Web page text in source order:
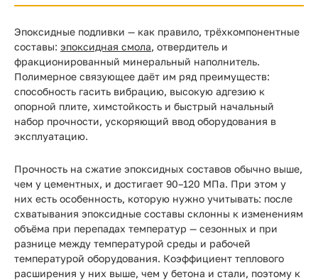
Эпоксидные подливки — как правило, трёхкомпонентные
составы: эпоксидная смола, отвердитель и
фракционированный минеральный наполнитель.
Полимерное связующее даёт им ряд преимуществ:
способность гасить вибрацию, высокую адгезию к
опорной плите, химстойкость и быстрый начальный
набор прочности, ускоряющий ввод оборудования в
эксплуатацию.
Прочность на сжатие эпоксидных составов обычно выше,
чем у цементных, и достигает 90–120 МПа. При этом у
них есть особенность, которую нужно учитывать: после
схватывания эпоксидные составы склонны к изменениям
объёма при перепадах температур — сезонных и при
разнице между температурой среды и рабочей
температурой оборудования. Коэффициент теплового
расширения у них выше, чем у бетона и стали, поэтому к